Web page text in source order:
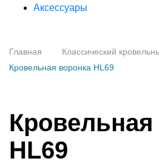
Аксессуары
Главная
Классический
Кровельная воронка HL69
HL69